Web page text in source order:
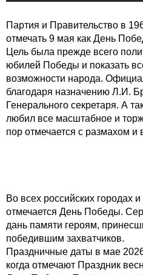
Партия и Правительство в
отмечать 9 мая как День
Цель была прежде всего
юбилей Победы и показать
возможности народа.
благодаря назначению Л.И.
Генерального секретаря. А
любил все масштабное и
пор отмечается с размахом и
Во всех российских городах
отмечается День Победы.
дань памяти героям,
победившим захватчиков.
Праздничные даты в мае
когда отмечают Праздник